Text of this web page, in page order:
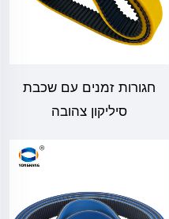
חגורות זמנים עם שכבת
סיליקון צהובה